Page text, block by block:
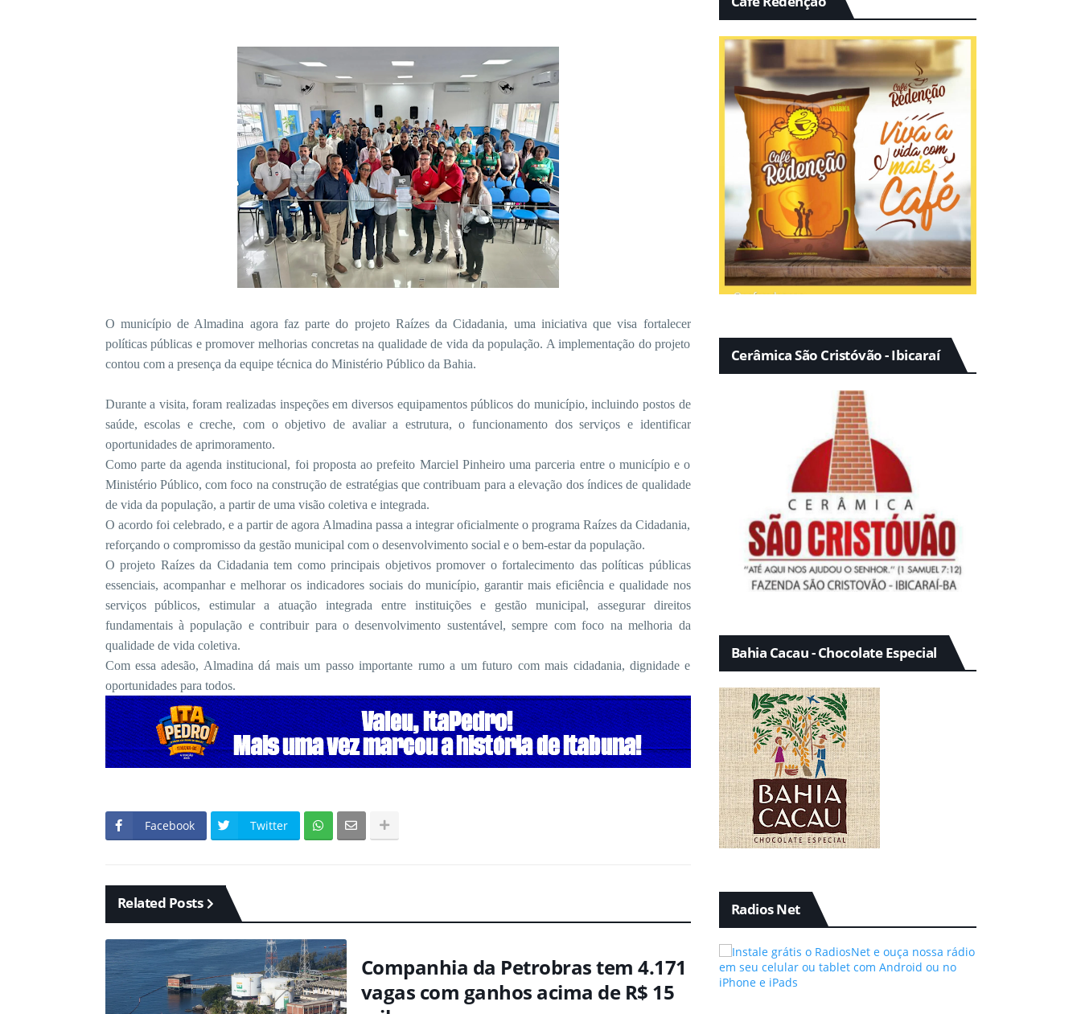
O município de Almadina agora faz parte do projeto Raízes da Cidadania, uma iniciativa que visa fortalecer
políticas públicas e promover melhorias concretas na qualidade de vida da população. A implementação do projeto
contou com a presença da equipe técnica do Ministério Público da Bahia.
Durante a visita, foram realizadas inspeções em diversos equipamentos públicos do município, incluindo postos de
saúde, escolas e creche, com o objetivo de avaliar a estrutura, o funcionamento dos serviços e identificar
oportunidades de aprimoramento.
Como parte da agenda institucional, foi proposta ao prefeito Marciel Pinheiro uma parceria entre o município e o
Ministério Público, com foco na construção de estratégias que contribuam para a elevação dos índices de qualidade
de vida da população, a partir de uma visão coletiva e integrada.
O acordo foi celebrado, e a partir de agora Almadina passa a integrar oficialmente o programa Raízes da Cidadania,
reforçando o compromisso da gestão municipal com o desenvolvimento social e o bem-estar da população.
O projeto Raízes da Cidadania tem como principais objetivos promover o fortalecimento das políticas públicas
essenciais, acompanhar e melhorar os indicadores sociais do município, garantir mais eficiência e qualidade nos
serviços públicos, estimular a atuação integrada entre instituições e gestão municipal, assegurar direitos
fundamentais à população e contribuir para o desenvolvimento sustentável, sempre com foco na melhoria da
qualidade de vida coletiva.
Com essa adesão, Almadina dá mais um passo importante rumo a um futuro com mais cidadania, dignidade e
oportunidades para todos.
Facebook Twitter
Related Posts
Companhia da Petrobras tem 4.171
vagas com ganhos acima de R$ 15
Cerâmica São Cristóvão - Ibicaraí
Bahia Cacau - Chocolate Especial
Radios Net